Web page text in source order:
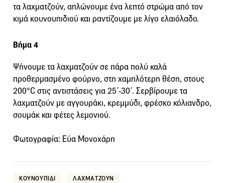
τα λαχματζούν, απλώνουμε ένα λεπτό στρώμα από τον
κιμά κουνουπιδιού και ραντίζουμε με λίγο ελαιόλαδο.
Βήμα 4
Ψήνουμε τα λαχματζούν σε πάρα πολύ καλά
προθερμασμένο φούρνο, στη χαμηλότερη θέση, στους
200°C στις αντιστάσεις για 25΄-30΄. Σερβίρουμε τα
λαχματζούν με αγγουράκι, κρεμμύδι, φρέσκο κόλιανδρο,
σουμάκ και φέτες λεμονιού.
Φωτογραφία: Εύα Μονοχάρη
ΚΟΥΝΟΥΠΙΔΙ ΛΑΧΜΑΤΖΟΥΝ